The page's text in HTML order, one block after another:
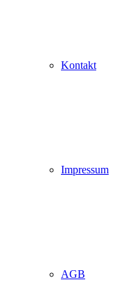
Kontakt
Impressum
AGB